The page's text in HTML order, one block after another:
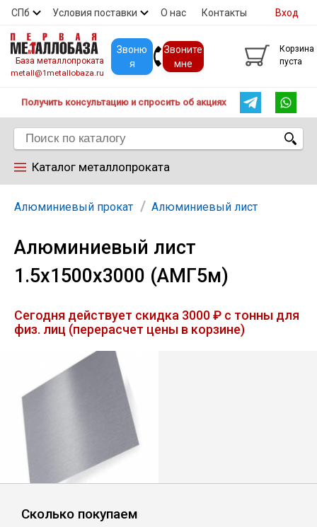
СПб Условия поставки О нас Контакты
Скидки Прайс Покупателям
Вход
База металлопроката
metall@1metallobaza.ru
Звоню
я
Звоните
мне
Корзина
пуста
Получить консультацию и спросить об акциях
Каталог металлопроката
Арматура
Труба профильная
Лист
Швеллер
Алюминиевый прокат Алюминиевый лист
Алюминиевый лист
1.5х1500х3000 (АМГ5м)
Сегодня действует скидка 3000 ₽ с тонны для
физ. лиц (перерасчет цены в корзине)
Сколько покупаем